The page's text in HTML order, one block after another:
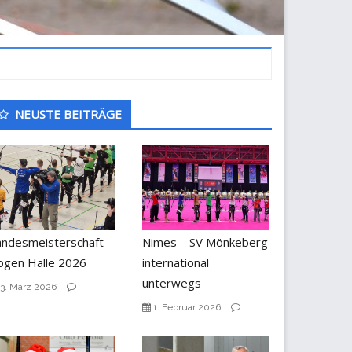
NEUSTE BEITRÄGE
Halle 2026
3. März 2026
Nimes – SV Mönkeberg
international
unterwegs
1. Februar 2026